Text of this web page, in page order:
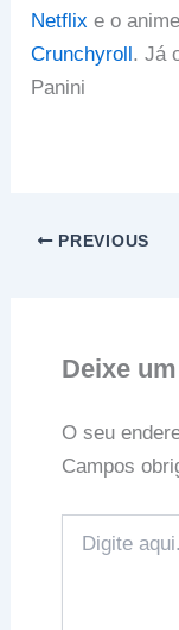
Netflix e o
Crunchyroll. Já
Panini
PREVIOUS
Deixe
O seu
Campos
aqui...